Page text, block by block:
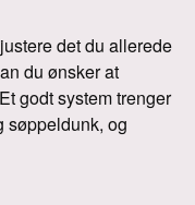
det du allerede
du ønsker at
godt system trenger
søppeldunk, og